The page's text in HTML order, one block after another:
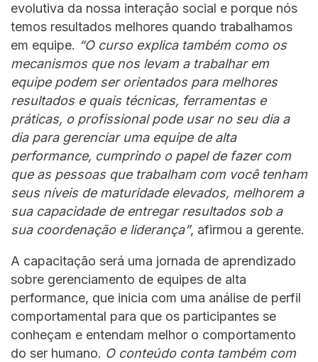
evolutiva da nossa interação social e porque nós
temos resultados melhores quando trabalhamos
em equipe. “O curso explica também como os
mecanismos que nos levam a trabalhar em
equipe podem ser orientados para melhores
resultados e quais técnicas, ferramentas e
práticas, o profissional pode usar no seu dia a
dia para gerenciar uma equipe de alta
performance, cumprindo o papel de fazer com
que as pessoas que trabalham com você tenham
seus níveis de maturidade elevados, melhorem a
sua capacidade de entregar resultados sob a
sua coordenação e liderança”, afirmou a gerente.
A capacitação será uma jornada de aprendizado
sobre gerenciamento de equipes de alta
performance, que inicia com uma análise de perfil
comportamental para que os participantes se
conheçam e entendam melhor o comportamento
do ser humano. O conteúdo conta também com